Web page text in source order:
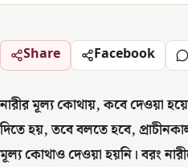
Share Facebook
নারীর মূল্য কোথায়, কবে দেওয়া
দিতে হয়, তবে বলতে হবে,
মূল্য কোথাও দেওয়া হয়নি। বরং